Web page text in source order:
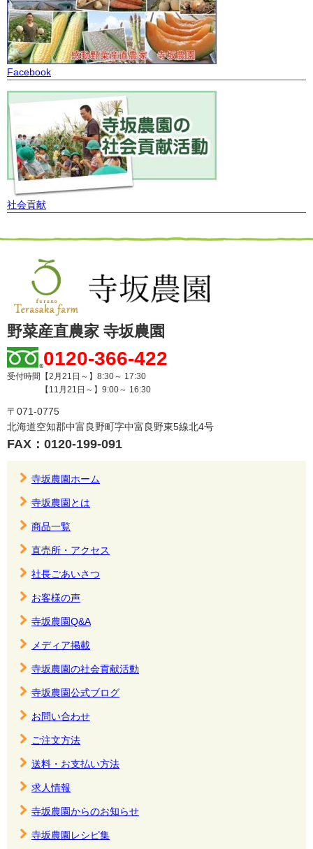
Facebook
社会貢献
野菜産直農家 寺坂農園
0120-366-422
受付時間【2月21日～】8:30～ 17:30
【11月21日～】9:00～ 16:30
〒071-0775
北海道空知郡中富良野町字中富良野東5線北4号
FAX：0120-199-091
寺坂農園ホーム
寺坂農園とは
商品一覧
直売所・アクセス
社長ごあいさつ
お客様の声
寺坂農園Q&A
メディア掲載
寺坂農園の社会貢献活動
寺坂農園公式ブログ
お問い合わせ
ご注文方法
送料・お支払い方法
求人情報
寺坂農園からのお知らせ
寺坂農園レシピ集